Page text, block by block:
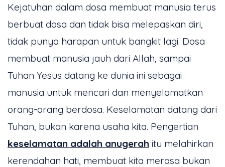
Kejatuhan dalam dosa membuat manusia terus
berbuat dosa dan tidak bisa melepaskan diri,
tidak punya harapan untuk bangkit lagi. Dosa
membuat manusia jauh dari Allah, sampai
Tuhan Yesus datang ke dunia ini sebagai
manusia untuk mencari dan menyelamatkan
orang-orang berdosa. Keselamatan datang dari
Tuhan, bukan karena usaha kita. Pengertian
keselamatan adalah anugerah itu melahirkan
kerendahan hati, membuat kita merasa bukan